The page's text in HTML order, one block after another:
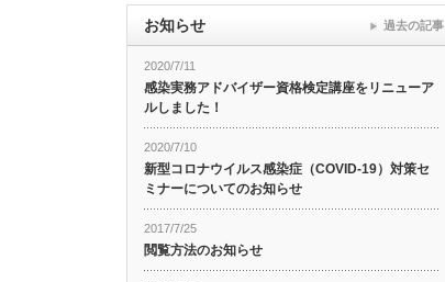
お知らせ
2020/7/11
感染実務アドバイザー資格検定講座をリニューア
ルしました！
2020/7/10
新型コロナウイルス感染症（COVID-19）対策セ
ミナーについてのお知らせ
2017/7/25
閲覧方法のお知らせ
過去の記事